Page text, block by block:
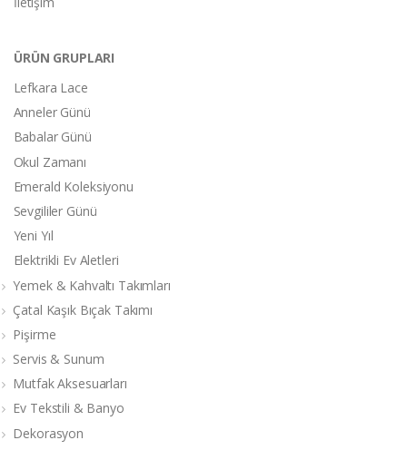
ÜRÜN GRUPLARI
Lefkara Lace
Anneler Günü
Babalar Günü
Okul Zamanı
Emerald Koleksiyonu
Sevgililer Günü
Yeni Yıl
Elektrikli Ev Aletleri
Yemek & Kahvaltı Takımları
Çatal Kaşık Bıçak Takımı
Pişirme
Servis & Sunum
Mutfak Aksesuarları
Ev Tekstili & Banyo
Dekorasyon